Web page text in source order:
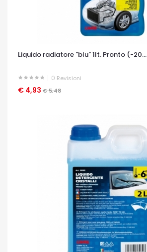
Liquido radiatore "blu" 1lt. Pronto (-20...
0 Revisioni
€ 4,93 € 5,48
OCCHIATA VELOCE